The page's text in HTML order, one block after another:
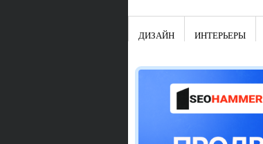
ДИЗАЙН ИНТЕРЬЕРЫ